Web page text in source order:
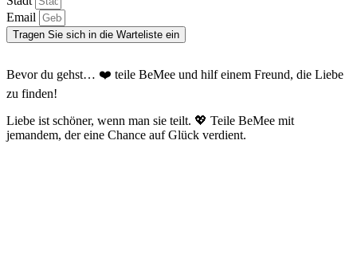
Email
Tragen Sie sich in die Warteliste ein
Bevor du gehst… ❤️ teile BeMee und hilf einem Freund, die Liebe
zu finden!
Liebe ist schöner, wenn man sie teilt. 💖 Teile BeMee mit
jemandem, der eine Chance auf Glück verdient.